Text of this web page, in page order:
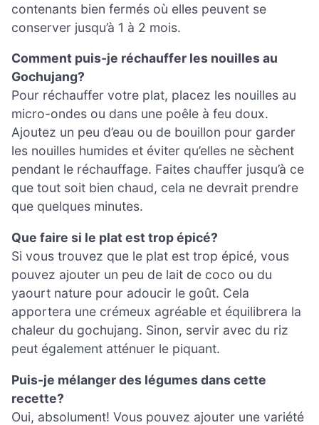
contenants bien fermés où elles peuvent se
conserver jusqu’à 1 à 2 mois.
Comment puis-je réchauffer les nouilles au
Gochujang?
Pour réchauffer votre plat, placez les nouilles au
micro-ondes ou dans une poêle à feu doux.
Ajoutez un peu d’eau ou de bouillon pour garder
les nouilles humides et éviter qu’elles ne sèchent
pendant le réchauffage. Faites chauffer jusqu’à ce
que tout soit bien chaud, cela ne devrait prendre
que quelques minutes.
Que faire si le plat est trop épicé?
Si vous trouvez que le plat est trop épicé, vous
pouvez ajouter un peu de lait de coco ou du
yaourt nature pour adoucir le goût. Cela
apportera une crémeux agréable et équilibrera la
chaleur du gochujang. Sinon, servir avec du riz
peut également atténuer le piquant.
Puis-je mélanger des légumes dans cette
recette?
Oui, absolument! Vous pouvez ajouter une variété